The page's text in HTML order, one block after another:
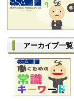
アーカイブ一覧